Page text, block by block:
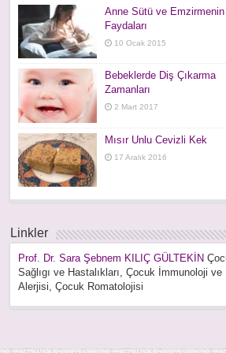
Anne Sütü ve Emzirmenin
Faydaları
10 Ocak 2015
Bebeklerde Diş Çıkarma
Zamanları
2 Mart 2017
Mısır Unlu Cevizli Kek
17 Aralık 2016
Linkler
Prof. Dr. Sara Şebnem KILIÇ GÜLTEKİN
Sağlıgı ve Hastalıkları, Çocuk İmmunoloji ve
Alerjisi, Çocuk Romatolojisi